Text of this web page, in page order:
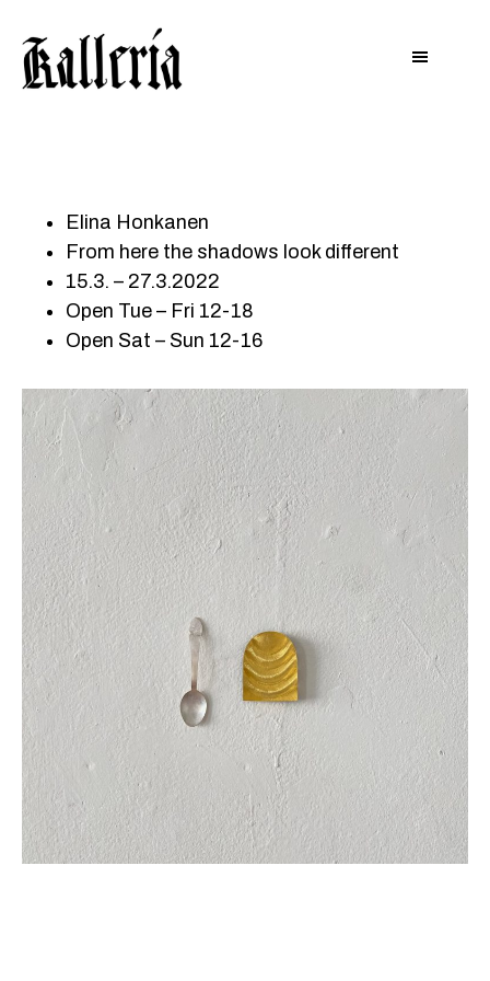
pääsisältöön
alatunnisteeseen
Elina Honkanen
From here the shadows look different
15.3. – 27.3.2022
Open Tue – Fri 12-18
Open Sat – Sun 12-16